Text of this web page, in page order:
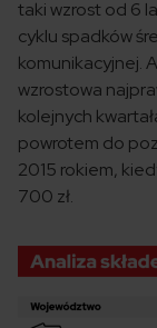
taki wzrost od 6
cyklu spadków
komunikacyjnej.
wzrostowa
kolejnych
powrotem do
2015 rokiem,
700 zł.